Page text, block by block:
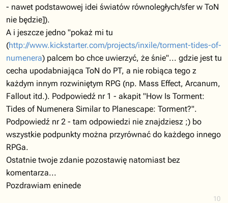
10
- nawet podstawowej idei światów równoległych/sfer w ToN
nie będzie]).
A i jeszcze jedno "pokaż mi tu
(http://www.kickstarter.com/projects/inxile/torment-tides-of-
numenera) palcem bo chce uwierzyć, że śnie"... gdzie jest tu
cecha upodabniająca ToN do PT, a nie robiąca tego z
każdym innym rozwiniętym RPG (np. Mass Effect, Arcanum,
Fallout itd.). Podpowiedź nr 1 - akapit "How Is Torment:
Tides of Numenera Similar to Planescape: Torment?".
Podpowiedź nr 2 - tam odpowiedzi nie znajdziesz ;) bo
wszystkie podpunkty można przyrównać do każdego innego
RPGa.
Ostatnie twoje zdanie pozostawię natomiast bez
komentarza...
Pozdrawiam eninede